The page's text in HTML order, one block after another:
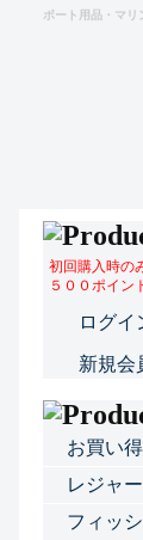
ボート用品・マリ
初回購入時の
５００ポイン
ログイ
新規会
お買い
レジャー
フィッ